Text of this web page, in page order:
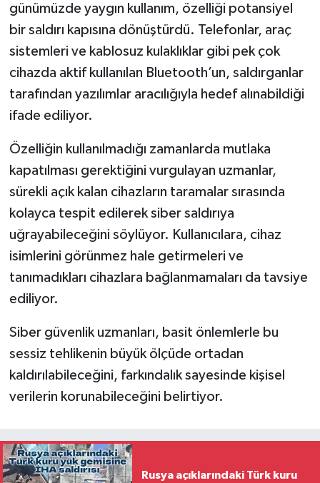
günümüzde yaygın kullanım, özelliği potansiyel
bir saldırı kapısına dönüştürdü. Telefonlar, araç
sistemleri ve kablosuz kulaklıklar gibi pek çok
cihazda aktif kullanılan Bluetooth’un, saldırganlar
tarafından yazılımlar aracılığıyla hedef alınabildiği
ifade ediliyor.
Özelliğin kullanılmadığı zamanlarda mutlaka
kapatılması gerektiğini vurgulayan uzmanlar,
sürekli açık kalan cihazların taramalar sırasında
kolayca tespit edilerek siber saldırıya
uğrayabileceğini söylüyor. Kullanıcılara, cihaz
isimlerini görünmez hale getirmeleri ve
tanımadıkları cihazlara bağlanmamaları da tavsiye
ediliyor.
Siber güvenlik uzmanları, basit önlemlerle bu
sessiz tehlikenin büyük ölçüde ortadan
kaldırılabileceğini, farkındalık sayesinde kişisel
verilerin korunabileceğini belirtiyor.
Rusya açıklarındaki Türk kuru